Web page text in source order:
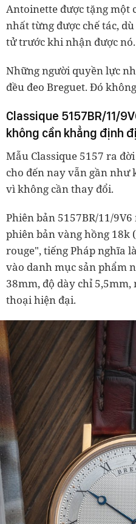
Antoinette được tặng một
nhất từng được chế tác,
tử trước khi nhận được nó.
Những người quyền lực
đều đeo Breguet. Đó
Classique 5157BR/11/
không cần khẳng định
Mẫu Classique 5157 ra
cho đến nay vẫn gần như
vì không cần thay đổi.
Phiên bản 5157BR/11/9V6
phiên bản vàng hồng 18k
rouge", tiếng Pháp nghĩa
vào danh mục sản phẩm
38mm, độ dày chỉ
thoại hiện đại.